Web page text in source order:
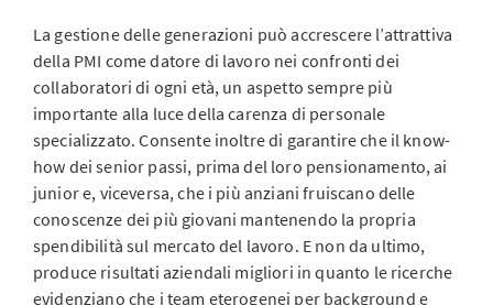
La gestione delle generazioni può accrescere l’attrattiva
della PMI come datore di lavoro nei confronti dei
collaboratori di ogni età, un aspetto sempre più
importante alla luce della carenza di personale
specializzato. Consente inoltre di garantire che il know-
how dei senior passi, prima del loro pensionamento, ai
junior e, viceversa, che i più anziani fruiscano delle
conoscenze dei più giovani mantenendo la propria
spendibilità sul mercato del lavoro. E non da ultimo,
produce risultati aziendali migliori in quanto le ricerche
evidenziano che i team eterogenei per background e